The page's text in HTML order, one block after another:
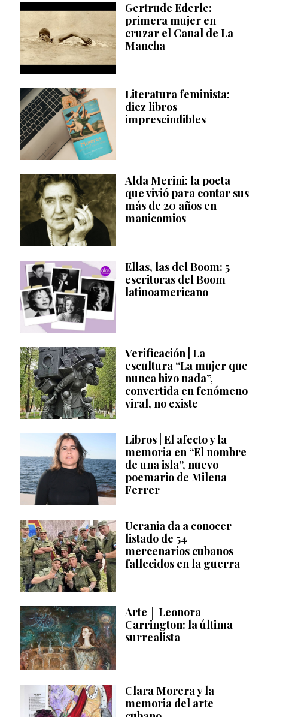
Gertrude Ederle:
primera mujer en
cruzar el Canal de La
Mancha
Literatura feminista:
diez libros
imprescindibles
Alda Merini: la poeta
que vivió para contar sus
más de 20 años en
manicomios
Ellas, las del Boom: 5
escritoras del Boom
latinoamericano
Verificación | La
escultura “La mujer que
nunca hizo nada”,
convertida en fenómeno
viral, no existe
Libros | El afecto y la
memoria en “El nombre
de una isla”, nuevo
poemario de Milena
Ferrer
Ucrania da a conocer
listado de 54
mercenarios cubanos
fallecidos en la guerra
Arte │ Leonora
Carrington: la última
surrealista
Clara Morera y la
memoria del arte